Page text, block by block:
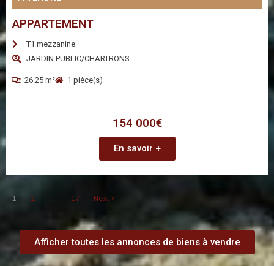
APPARTEMENT
T1 mezzanine
JARDIN PUBLIC/CHARTRONS
26.25 m² 1 pièce(s)
154 000€
En savoir +
1 2 … 17 Next »
Afficher toutes les annonces de biens à vendre